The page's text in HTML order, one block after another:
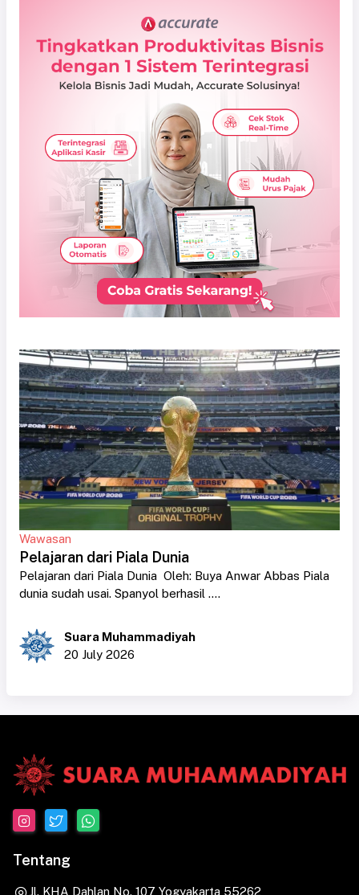
Wawasan
Pelajaran dari Piala Dunia
Pelajaran dari Piala Dunia Oleh: Buya Anwar Abbas Piala
dunia sudah usai. Spanyol berhasil ....
Suara Muhammadiyah
20 July 2026
Tentang
Jl. KHA Dahlan No. 107 Yogyakarta 55262